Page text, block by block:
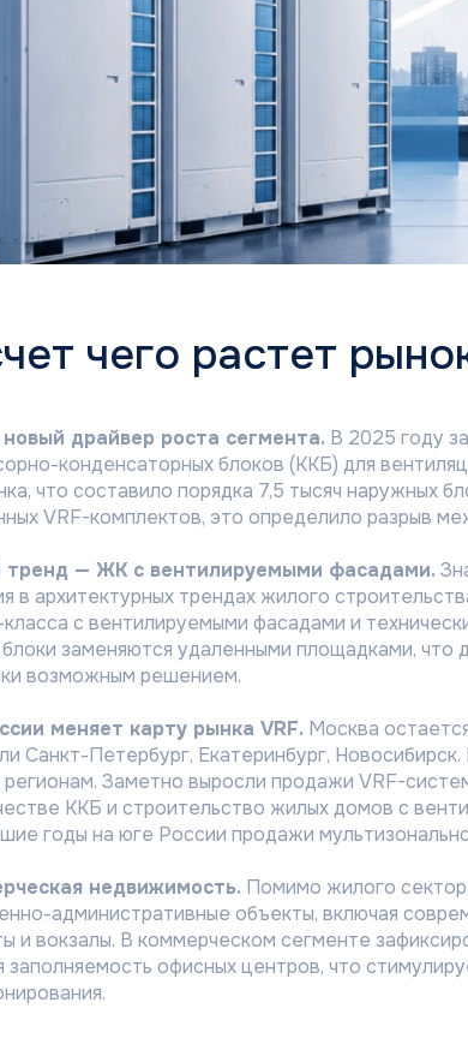
чего растет
драйвер роста сегмента. В 2025 году
конденсаторных блоков (ККБ) для
что составило порядка 7,5 тысяч наружных
VRF-комплектов, это определило разрыв
тренд — ЖК с вентилируемыми фасадами.
в архитектурных трендах жилого
с вентилируемыми фасадами и
заменяются удаленными площадками, что
возможным решением.
меняет карту рынка VRF. Москва
Санкт-Петербург, Екатеринбург,
Заметно выросли продажи VRF-
ККБ и строительство жилых домов с
годы на юге России продажи
недвижимость. Помимо жилого
административные объекты, включая
и вокзалы. В коммерческом сегменте
заполняемость офисных центров, что